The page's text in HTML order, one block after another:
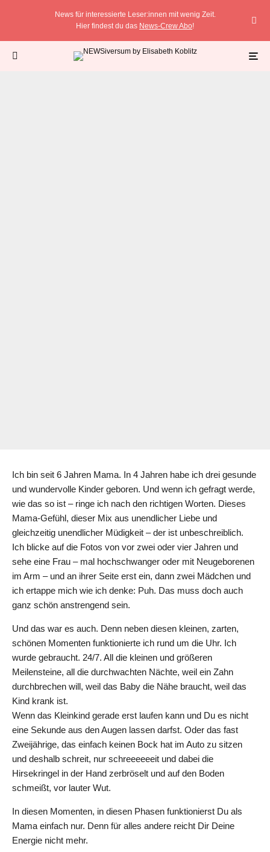
News für interessierte Leser:innen mit wenig Zeit.
Hier findest du das News-Crew Abo!
Ich bin seit 6 Jahren Mama. In 4 Jahren habe ich drei gesunde
und wundervolle Kinder geboren. Und wenn ich gefragt werde,
wie das so ist – ringe ich nach den richtigen Worten. Dieses
Mama-Gefühl, dieser Mix aus unendlicher Liebe und
gleichzeitig unendlicher Müdigkeit – der ist unbeschreiblich.
Ich blicke auf die Fotos von vor zwei oder vier Jahren und
sehe eine Frau – mal hochschwanger oder mit Neugeborenen
im Arm – und an ihrer Seite erst ein, dann zwei Mädchen und
ich ertappe mich wie ich denke: Puh. Das muss doch auch
ganz schön anstrengend sein.
Und das war es auch. Denn neben diesen kleinen, zarten,
schönen Momenten funktionierte ich rund um die Uhr. Ich
wurde gebraucht. 24/7. All die kleinen und größeren
Meilensteine, all die durchwachten Nächte, weil ein Zahn
durchbrechen will, weil das Baby die Nähe braucht, weil das
Kind krank ist.
Wenn das Kleinkind gerade erst laufen kann und Du es nicht
eine Sekunde aus den Augen lassen darfst. Oder das fast
Zweijährige, das einfach keinen Bock hat im Auto zu sitzen
und deshalb schreit, nur schreeeeeeit und dabei die
Hirsekringel in der Hand zerbröselt und auf den Boden
schmeißt, vor lauter Wut.
In diesen Momenten, in diesen Phasen funktionierst Du als
Mama einfach nur. Denn für alles andere reicht Dir Deine
Energie nicht mehr.